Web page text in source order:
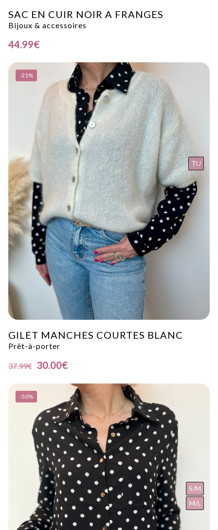
SAC EN CUIR NOIR A FRANGES
Bijoux & accessoires
44.99€
-21%
GILET MANCHES COURTES BLANC
Prêt-à-porter
TU
37.99€ 30.00€
-50%
S/M
M/L